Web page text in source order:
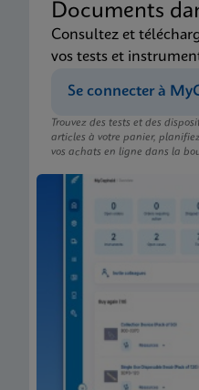
Documents
Consultez et
vos tests et
Se connecter à
Trouvez des tests et des
articles à votre panier,
vos achats en ligne dans la